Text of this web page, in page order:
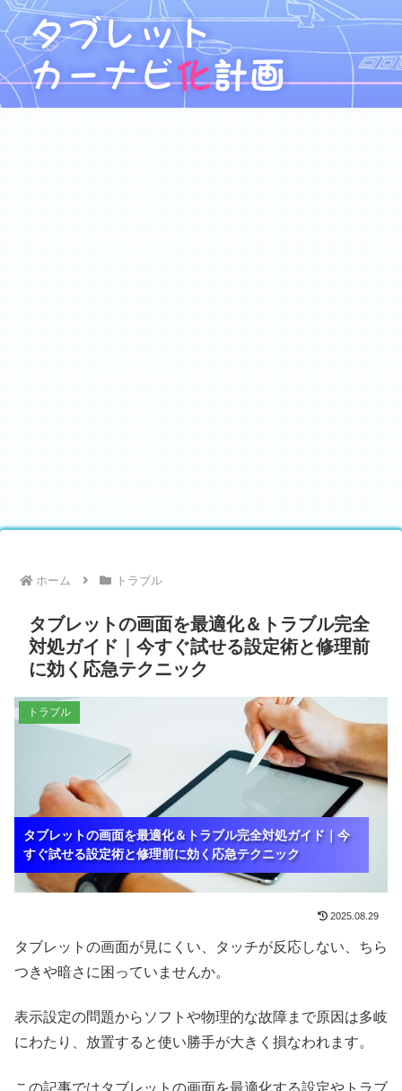
ホーム トラブル
タブレットの画面を最適化＆トラブル完全
対処ガイド｜今すぐ試せる設定術と修理前
に効く応急テクニック
タブレットの画面を最適化＆トラブル完全対処ガイド｜今
すぐ試せる設定術と修理前に効く応急テクニック
タブレットの画面を最適化＆トラブル完全対処ガイド｜今
すぐ試せる設定術と修理前に効く応急テクニック
タブレットの画面を最適化＆トラブル完全対処ガイド｜今
すぐ試せる設定術と修理前に効く応急テクニック
トラブル
2025.08.29
タブレットの画面が見にくい、タッチが反応しない、ちら
つきや暗さに困っていませんか。
表示設定の問題からソフトや物理的な故障まで原因は多岐
にわたり、放置すると使い勝手が大きく損なわれます。
この記事ではタブレットの画面を最適化する設定やトラブ